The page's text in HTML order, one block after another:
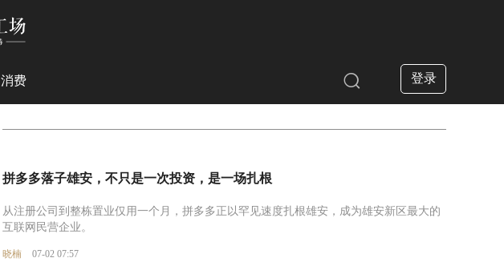
消费  登录
拼多多落子雄安，不只是一次投资，是一场扎根
从注册公司到整栋置业仅用一个月，拼多多正以罕见速度扎根雄安，成为雄安新区最大的
互联网民营企业。
晓楠 07-02 07:57